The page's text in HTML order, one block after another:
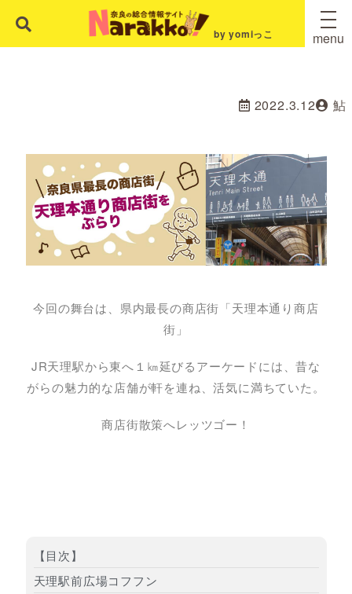
by yomiっこ menu
2022.3.12 鮎
今回の舞台は、県内最長の商店街「天理本通り商店
街」
JR天理駅から東へ１㎞延びるアーケードには、昔な
がらの魅力的な店舗が軒を連ね、活気に満ちていた。
商店街散策へレッツゴー！
【目次】
天理駅前広場コフフン